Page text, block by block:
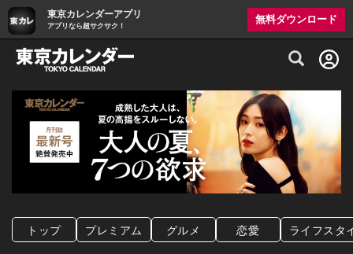
東京カレンダーアプリ
アプリなら超サクサク！
無料ダウンロード
グルメ情報・プレミアムレストラン予約
トップ プレミアム グルメ 恋愛 ライフスタ